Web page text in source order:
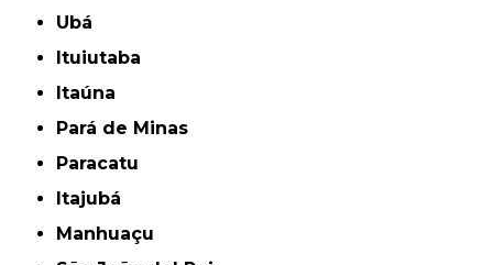
Ubá
Ituiutaba
Itaúna
Pará de Minas
Paracatu
Itajubá
Manhuaçu